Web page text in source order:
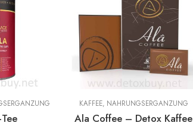
KAFFEE, NAHRUNGSERGÄNZUNG
Ala Coffee – Detox Kaffee